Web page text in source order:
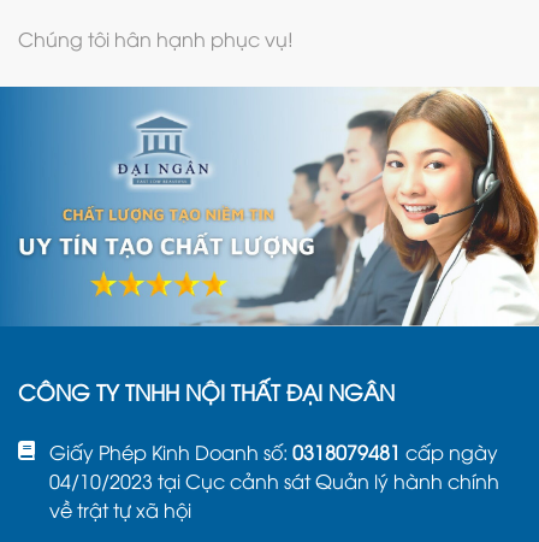
Chúng tôi hân hạnh phục vụ!
CÔNG TY TNHH NỘI THẤT ĐẠI NGÂN
Giấy Phép Kinh Doanh số: 0318079481 cấp ngày
04/10/2023 tại Cục cảnh sát Quản lý hành chính
về trật tự xã hội